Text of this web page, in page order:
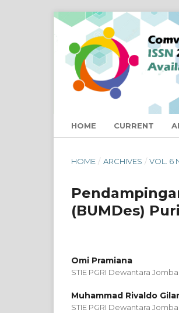
HOME CURRENT
HOME / ARCHIVES / VOL. 6
(BUMDes)
Omi Pramiana
STIE PGRI Dewantara
Muhammad Rivaldo
STIE PGRI Dewantara